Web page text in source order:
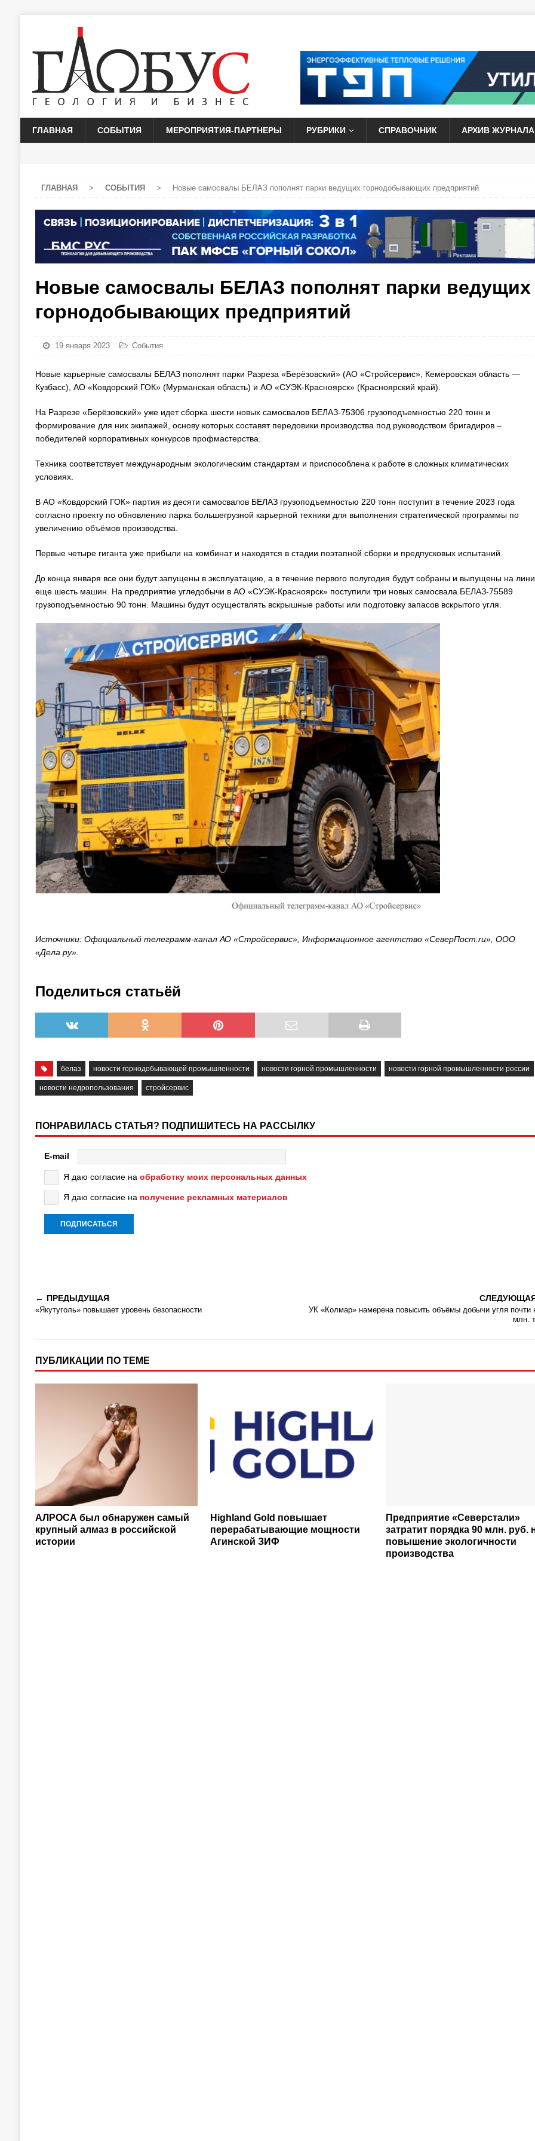
ГЛАВНАЯ СОБЫТИЯ МЕРОПРИЯТИЯ-ПАРТНЕРЫ РУБРИКИ СПРАВОЧНИК АРХИВ ЖУРНАЛА
ГЛАВНАЯ > СОБЫТИЯ > Новые самосвалы БЕЛАЗ пополнят парки ведущих горнодобывающих предприятий
Новые самосвалы БЕЛАЗ пополнят парки ведущих
горнодобывающих предприятий
19 января 2023 События
Новые карьерные самосвалы БЕЛАЗ пополнят парки Разреза «Берёзовский» (АО «Стройсервис», Кемеровская область —
Кузбасс), АО «Ковдорский ГОК» (Мурманская область) и АО «СУЭК-Красноярск» (Красноярский край).
На Разрезе «Берёзовский» уже идет сборка шести новых самосвалов БЕЛАЗ-75306 грузоподъемностью 220 тонн и
формирование для них экипажей, основу которых составят передовики производства под руководством бригадиров –
победителей корпоративных конкурсов профмастерства.
Техника соответствует международным экологическим стандартам и приспособлена к работе в сложных климатических
условиях.
В АО «Ковдорский ГОК» партия из десяти самосвалов БЕЛАЗ грузоподъемностью 220 тонн поступит в течение 2023 года
согласно проекту по обновлению парка большегрузной карьерной техники для выполнения стратегической программы по
увеличению объёмов производства.
Первые четыре гиганта уже прибыли на комбинат и находятся в стадии поэтапной сборки и предпусковых испытаний.
До конца января все они будут запущены в эксплуатацию, а в течение первого полугодия будут собраны и выпущены на
еще шесть машин. На предприятие угледобычи в АО «СУЭК-Красноярск» поступили три новых самосвала БЕЛАЗ-75589
грузоподъемностью 90 тонн. Машины будут осуществлять вскрышные работы или подготовку запасов вскрытого угля.
Источники: Официальный телеграмм-канал АО «Стройсервис», Информационное агентство «СеверПост.ru», ООО
«Дела.ру».
Поделиться статьёй
белаз новости горнодобывающей промышленности новости горной промышленности новости горной промышленности россии
новости недропользования стройсервис
ПОНРАВИЛАСЬ СТАТЬЯ? ПОДПИШИТЕСЬ НА РАССЫЛКУ
E-mail
Я даю согласие на обработку моих персональных данных
Я даю согласие на получение рекламных материалов
ПРЕДЫДУЩАЯ
«Якутуголь» повышает уровень безопасности
УК «Колмар» намерена повысить объёмы добычи угля почти
млн.
ПУБЛИКАЦИИ ПО ТЕМЕ
АЛРОСА был обнаружен самый
крупный алмаз в российской
истории
Highland Gold повышает
перерабатывающие мощности
Агинской ЗИФ
Предприятие «Северстали»
затратит порядка 90 млн. руб.
повышение экологичности
производства